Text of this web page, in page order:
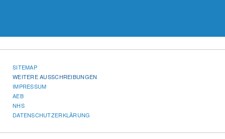
SITEMAP
WEITERE AUSSCHREIBUNGEN
IMPRESSUM
AEB
NHS
DATENSCHUTZERKLÄRUNG